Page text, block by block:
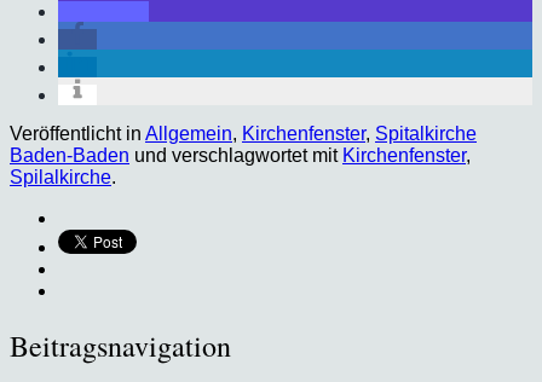
Veröffentlicht in Allgemein, Kirchenfenster, Spitalkirche
Baden-Baden und verschlagwortet mit Kirchenfenster,
Spilalkirche.
Beitragsnavigation